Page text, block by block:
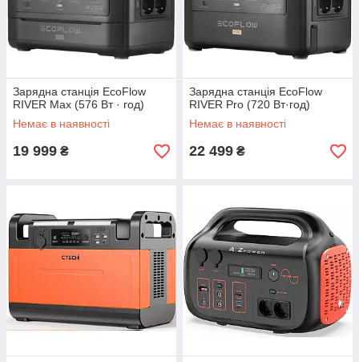
Зарядна станція EcoFlow
RIVER Max (576 Вт · год)
Немає в наявності
19 999 ₴
Зарядна станція EcoFlow
RIVER Pro (720 Вт·год)
Немає в наявності
22 499 ₴